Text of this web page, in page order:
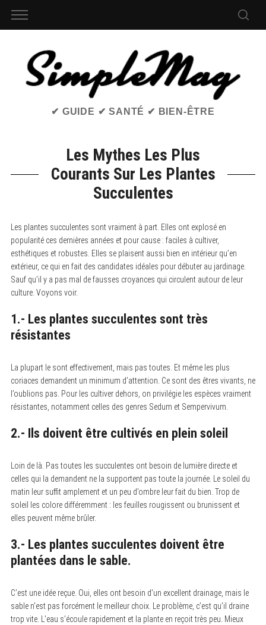
✔ GUIDE ✔ SANTÉ ✔ BIEN-ÊTRE
Les Mythes Les Plus
Courants Sur Les Plantes
Succulentes
Les plantes succulentes sont vraiment à part. Elles ont explosé en
popularité ces dernières années et pour cause : faciles à cultiver,
esthétiques et robustes. Elles se plaisent aussi bien en intérieur qu’en
extérieur, ce qui en fait des candidates idéales pour débuter au jardinage.
Sauf qu’il y a pas mal de fausses croyances qui circulent autour de leur
culture. Voyons voir.
1.- Les plantes succulentes sont très
résistantes
La plupart le sont effectivement, mais pas toutes. Et même les plus
coriaces demandent un minimum d’attention. Ce sont des êtres vivants, ne
l’oublions pas. Pour les cultiver dehors, on privilégie les espèces vraiment
résistantes, notamment celles des genres Sedum et Sempervivum.
2.- Ils doivent être cultivés en plein soleil
Loin de là. Pas toutes les succulentes ont besoin de lumière directe et
celles qui la demandent ne la supportent pas toute la journée. Le soleil du
matin leur suffit amplement et un peu d’ombre leur fait du bien. Trop de
soleil les colore différemment : les feuilles rougissent ou brunissent et
elles peuvent même brûler.
3.- Les plantes succulentes doivent être
plantées dans le sable.
C’est une idée reçue. Oui, elles ont besoin d’un excellent drainage, mais le
sable n’est pas forcément le meilleur choix. Le problème, c’est qu’il draine
trop vite. L’eau s’écoule rapidement et la plante en reçoit très peu. Mieux